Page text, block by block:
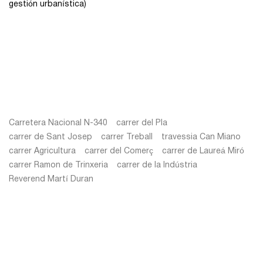
gestión urbanística)
Carretera Nacional N-340
carrer del Pla
carrer de Sant Josep
carrer Treball
travessia Can Miano
carrer Agricultura
carrer del Comerç
carrer de Laureá Miró
carrer Ramon de Trinxeria
carrer de la Indústria
Reverend Martí Duran